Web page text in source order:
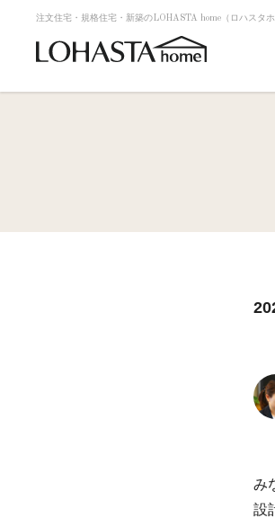
注文住宅・規格住宅・新築のLOHASTA home（ロハスタ
み
設